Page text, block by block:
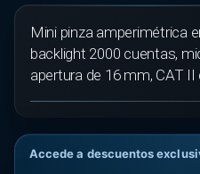
Mini pinza amperimétrica
backlight 2000 cuentas,
apertura de 16 mm, CAT II
Accede a descuentos